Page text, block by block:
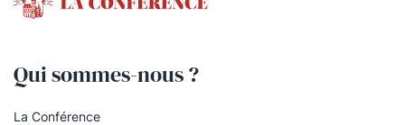
Qui sommes-nous ?
La Conférence